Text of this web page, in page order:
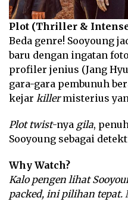
Plot (Thriller &
Beda genre! Sooyoung
baru dengan ingatan
profiler jenius (Jang
gara-gara pembunuh
kejar killermisterius
Plot twist-nya gila,
Sooyoung sebagai
Why Watch?
Kalo pengen lihat
packed, ini pilihan tepat.